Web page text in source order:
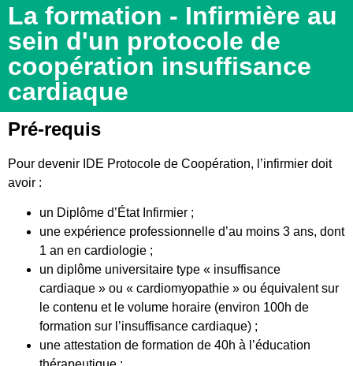
La formation - Infirmière au
sein d'un protocole de
coopération insuffisance
cardiaque
Pré-requis
Pour devenir IDE Protocole de Coopération, l’infirmier doit
avoir :
un Diplôme d’État Infirmier ;
une expérience professionnelle d’au moins 3 ans, dont
1 an en cardiologie ;
un diplôme universitaire type « insuffisance
cardiaque » ou « cardiomyopathie » ou équivalent sur
le contenu et le volume horaire (environ 100h de
formation sur l’insuffisance cardiaque) ;
une attestation de formation de 40h à l’éducation